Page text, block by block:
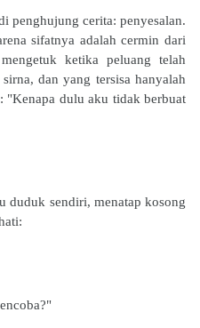
penghujung cerita: penyesalan.
sifatnya adalah cermin dari
ketika peluang telah
dan yang tersisa hanyalah
"Kenapa dulu aku tidak berbuat
duduk sendiri, menatap kosong